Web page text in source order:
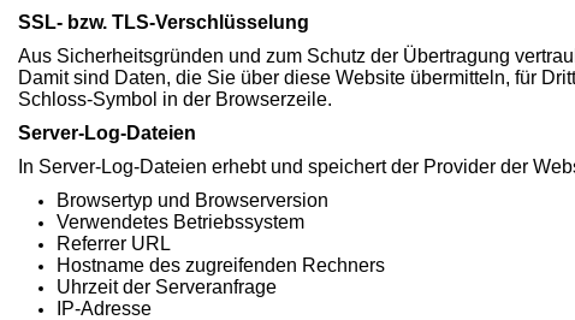
SSL- bzw. TLS-Verschlüsselung
Aus Sicherheitsgründen und zum Schutz der Übertragung
Damit sind Daten, die Sie über diese Website übermitteln, für
Schloss-Symbol in der Browserzeile.
Server-Log-Dateien
In Server-Log-Dateien erhebt und speichert der Provider der
Browsertyp und Browserversion
Verwendetes Betriebssystem
Referrer URL
Hostname des zugreifenden Rechners
Uhrzeit der Serveranfrage
IP-Adresse